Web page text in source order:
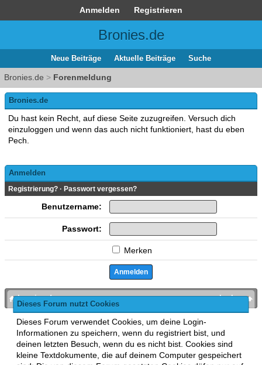
Anmelden Registrieren
Bronies.de
Neue Beiträge Aktuelle Beiträge Suche
Bronies.de > Forenmeldung
Dieses Forum nutzt Cookies
Dieses Forum verwendet Cookies, um deine Login-
Informationen zu speichern, wenn du registriert bist, und
deinen letzten Besuch, wenn du es nicht bist. Cookies sind
kleine Textdokumente, die auf deinem Computer gespeichert
Bronies.de
Du hast kein Recht, auf diese Seite zuzugreifen. Versuch dich
einzuloggen und wenn das auch nicht funktioniert, hast du eben
Pech.
Anmelden
Registrierung? · Passwort vergessen?
Benutzername:
Passwort:
Merken
nach oben
bronies.de
MyBB , mobile Fassung: MyBB GoMobile
Zur Desktop-Version wechseln
This forum usesLukasz TkaczMyBB addons.